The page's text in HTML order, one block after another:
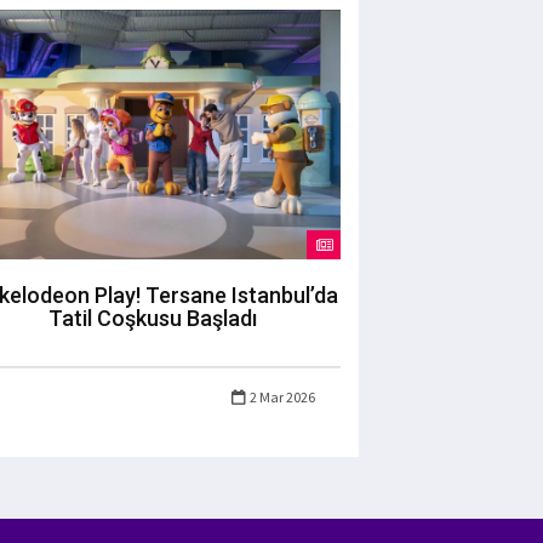
Play! Tersane Istanbul’da
Tatil Coşkusu Başladı
2 Mar 2026